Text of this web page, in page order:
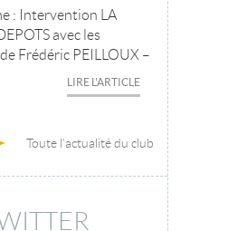
: Intervention LA
avec les
Frédéric PEILLOUX –
LIRE L'ARTICLE
Toute l'actualité du club